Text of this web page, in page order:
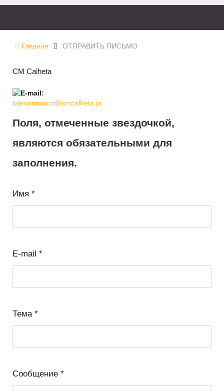
Главная ОТПРАВИТЬ ПИСЬМО
CM Calheta
faleconnosco@cmcalheta.pt
Поля, отмеченные звездочкой,
являются обязательными для
заполнения.
Имя *
E-mail *
Тема*
Сообщение *